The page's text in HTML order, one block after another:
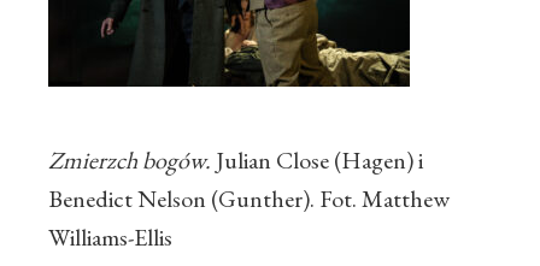
Zmierzch bogów. Julian Close (Hagen) i
Benedict Nelson (Gunther). Fot. Matthew
Williams-Ellis